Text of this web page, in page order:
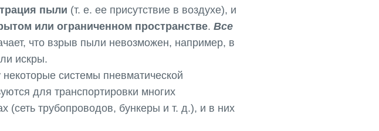
пыли (т. е. ее присутствие в воздухе), и
или ограниченном пространстве. Все
что взрыв пыли невозможен, например, в
искры.
системы пневматической
для транспортировки многих
(сеть трубопроводов, бункеры и т. д.), и в них